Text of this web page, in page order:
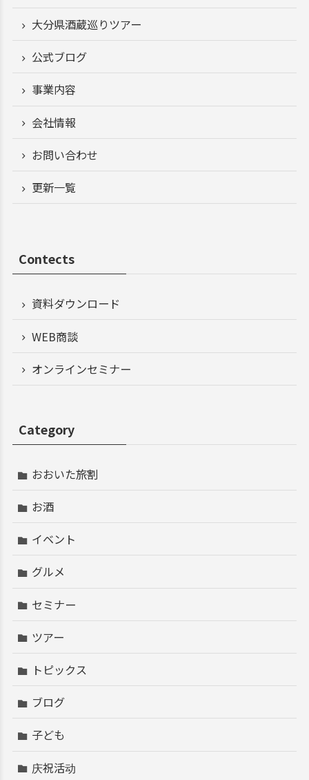
大分県酒蔵巡りツアー
公式ブログ
事業内容
会社情報
お問い合わせ
更新一覧
Contects
資料ダウンロード
WEB商談
オンラインセミナー
Category
おおいた旅割
お酒
イベント
グルメ
セミナー
ツアー
トピックス
ブログ
子ども
庆祝活动